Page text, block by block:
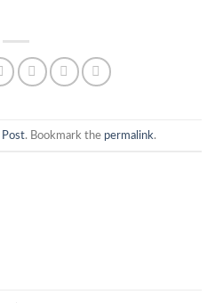
Post. Bookmark the permalink.